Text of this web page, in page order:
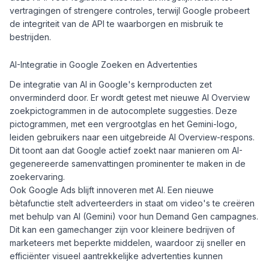
vertragingen of strengere controles, terwijl Google probeert
de integriteit van de API te waarborgen en misbruik te
bestrijden.
AI-Integratie in Google Zoeken en Advertenties
De integratie van AI in Google's kernproducten zet
onverminderd door. Er wordt getest met nieuwe AI Overview
zoekpictogrammen in de autocomplete suggesties. Deze
pictogrammen, met een vergrootglas en het Gemini-logo,
leiden gebruikers naar een uitgebreide AI Overview-respons.
Dit toont aan dat Google actief zoekt naar manieren om AI-
gegenereerde samenvattingen prominenter te maken in de
zoekervaring.
Ook Google Ads blijft innoveren met AI. Een nieuwe
bètafunctie stelt adverteerders in staat om video's te creëren
met behulp van AI (Gemini) voor hun Demand Gen campagnes.
Dit kan een gamechanger zijn voor kleinere bedrijven of
marketeers met beperkte middelen, waardoor zij sneller en
efficiënter visueel aantrekkelijke advertenties kunnen